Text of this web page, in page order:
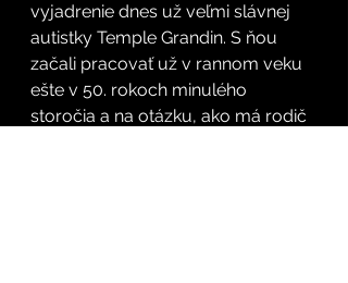
vyjadrenie dnes už veľmi slávnej
autistky Temple Grandin. S ňou
začali pracovať už v rannom veku
ešte v 50. rokoch minulého
storočia a na otázku, ako má rodič